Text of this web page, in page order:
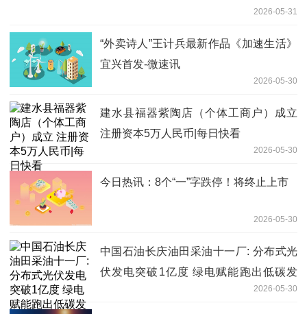
2026-05-31
“外卖诗人”王计兵最新作品《加速生活》
宜兴首发-微速讯
2026-05-30
建水县福器紫陶店（个体工商户）成立
注册资本5万人民币|每日快看
2026-05-30
今日热讯：8个“一”字跌停！将终止上市
2026-05-30
中国石油长庆油田采油十一厂: 分布式光
伏发电突破1亿度 绿电赋能跑出低碳发
2026-05-30